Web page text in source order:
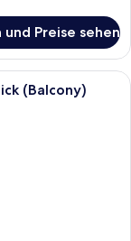
Preise sehen
Hotelzimmer mit
(Balcony)